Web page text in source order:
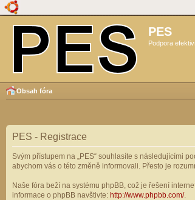
PES
Podpora
Obsah fóra
PES - Registrace
Svým přístupem na „PES“ souhlasíte s následujícími
abychom vás o této změně informovali. Přesto je
Naše fóra beží na systému phpBB, což je řešení
informace o phpBB navštivte: http://www.phpbb.com/.